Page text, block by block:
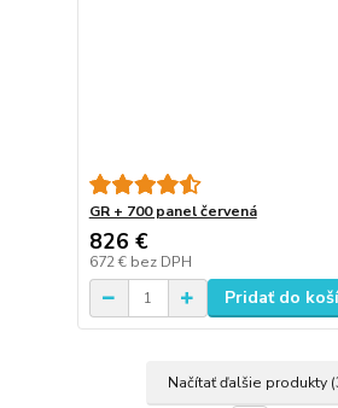
GR + 700 panel červená
826 €
672 € bez DPH
Pridať do
Načítať ďalšie produkty